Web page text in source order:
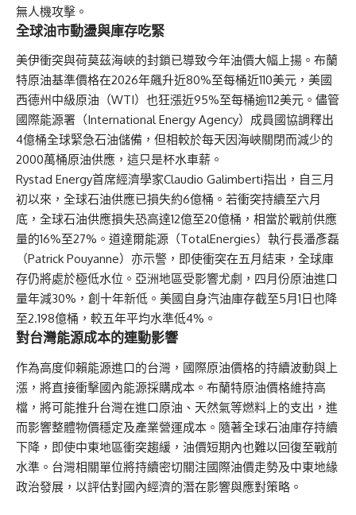
無人機攻擊。
全球油市動盪與庫存吃緊
美伊衝突與荷莫茲海峽的封鎖已導致今年油價大幅上揚。布蘭
特原油基準價格在2026年飆升近80%至每桶近110美元，美國
西德州中級原油（WTI）也狂漲近95%至每桶逾112美元。儘管
國際能源署（International Energy Agency）成員國協調釋出
4億桶全球緊急石油儲備，但相較於每天因海峽關閉而減少的
2000萬桶原油供應，這只是杯水車薪。
Rystad Energy首席經濟學家Claudio Galimberti指出，自三月
初以來，全球石油供應已損失約6億桶。若衝突持續至六月
底，全球石油供應損失恐高達12億至20億桶，相當於戰前供應
量的16%至27%。道達爾能源（TotalEnergies）執行長潘彥磊
（Patrick Pouyanne）亦示警，即使衝突在五月結束，全球庫
存仍將處於極低水位。亞洲地區受影響尤劇，四月份原油進口
量年減30%，創十年新低。美國自身汽油庫存截至5月1日也降
至2.198億桶，較五年平均水準低4%。
對台灣能源成本的連動影響
作為高度仰賴能源進口的台灣，國際原油價格的持續波動與上
漲，將直接衝擊國內能源採購成本。布蘭特原油價格維持高
檔，將可能推升台灣在進口原油、天然氣等燃料上的支出，進
而影響整體物價穩定及產業營運成本。隨著全球石油庫存持續
下降，即使中東地區衝突趨緩，油價短期內也難以回復至戰前
水準。台灣相關單位將持續密切關注國際油價走勢及中東地緣
政治發展，以評估對國內經濟的潛在影響與應對策略。